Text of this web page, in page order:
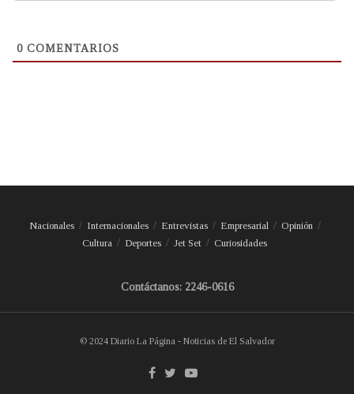
0 COMENTARIOS
Nacionales Internacionales Entrevistas Empresarial
Opinión
Cultura
Deportes Jet Set Curiosidades
Contáctanos: 2246-0616
© 2024 Diario La Página - Noticias de El Salvador